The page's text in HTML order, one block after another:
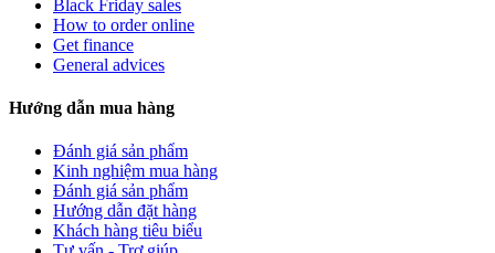
Black Friday sales
How to order online
Get finance
General advices
Hướng dẫn mua hàng
Đánh giá sản phẩm
Kinh nghiệm mua hàng
Đánh giá sản phẩm
Hướng dẫn đặt hàng
Khách hàng tiêu biểu